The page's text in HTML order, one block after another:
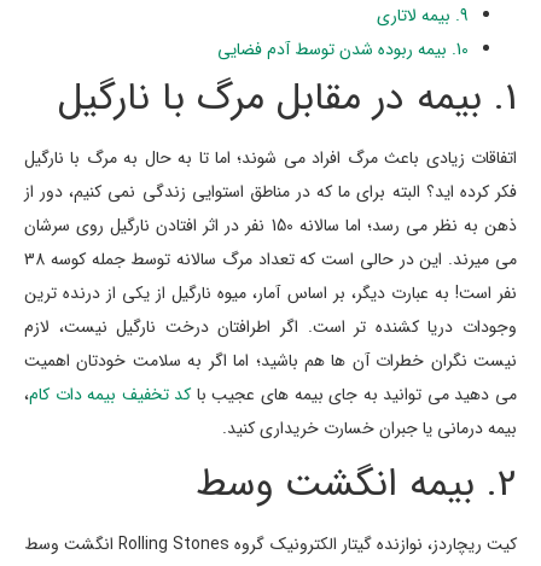
9. بیمه لاتاری
10. بیمه ربوده شدن توسط آدم فضایی
1. بیمه در مقابل مرگ با نارگیل
اتفاقات زیادی باعث مرگ افراد می شوند؛ اما تا به حال به مرگ با نارگیل
فکر کرده اید؟ البته برای ما که در مناطق استوایی زندگی نمی کنیم، دور از
ذهن به نظر می رسد؛ اما سالانه 150 نفر در اثر افتادن نارگیل روی سرشان
می میرند. این در حالی است که تعداد مرگ سالانه توسط جمله کوسه 38
نفر است! به عبارت دیگر، بر اساس آمار، میوه نارگیل از یکی از درنده ترین
وجودات دریا کشنده تر است. اگر اطرافتان درخت نارگیل نیست، لازم
نیست نگران خطرات آن ها هم باشید؛ اما اگر به سلامت خودتان اهمیت
می دهید می توانید به جای بیمه های عجیب با کد تخفیف بیمه دات کام،
بیمه درمانی یا جبران خسارت خریداری کنید.
2. بیمه انگشت وسط
کیت ریچاردز، نوازنده گیتار الکترونیک گروه Rolling Stones انگشت وسط